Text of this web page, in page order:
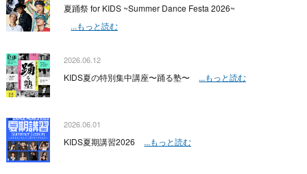
夏踊祭 for KIDS ~Summer Dance Festa 2026~
...もっと読む
2026.06.12
KIDS夏の特別集中講座〜踊る塾〜 ...もっと読む
2026.06.01
KIDS夏期講習2026 ...もっと読む